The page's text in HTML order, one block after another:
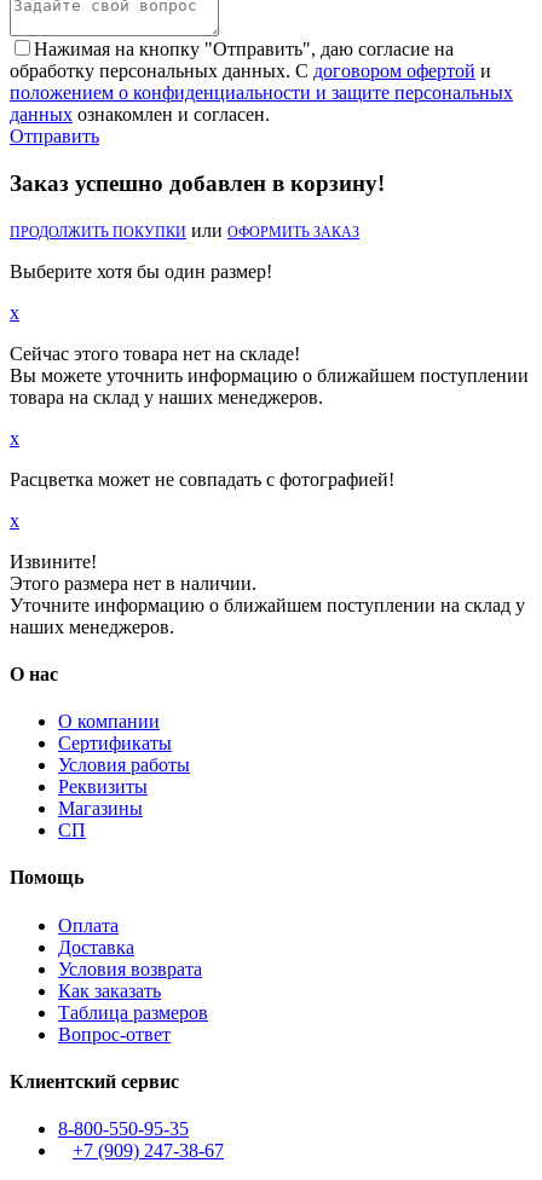
Нажимая на кнопку "Отправить", даю согласие на
обработку персональных данных. С договором офертой и
положением о конфиденциальности и защите персональных
данных ознакомлен и согласен.
Отправить
Заказ успешно добавлен в корзину!
ПРОДОЛЖИТЬ ПОКУПКИ или ОФОРМИТЬ ЗАКАЗ
Выберите хотя бы один размер!
x
Сейчас этого товара нет на складе!
Вы можете уточнить информацию о ближайшем поступлении
товара на склад у наших менеджеров.
x
Расцветка может не совпадать с фотографией!
x
Извините!
Этого размера нет в наличии.
Уточните информацию о ближайшем поступлении на склад у
наших менеджеров.
О нас
О компании
Сертификаты
Условия работы
Реквизиты
Магазины
СП
Помощь
Оплата
Доставка
Условия возврата
Как заказать
Таблица размеров
Вопрос-ответ
Клиентский сервис
8-800-550-95-35
+7 (909) 247-38-67